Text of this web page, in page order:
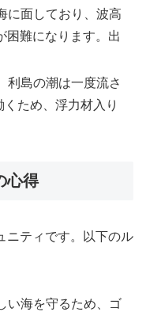
に面しており、波高
困難になります。出
利島の潮は一度流さ
ため、浮力材入り
心得
ニティです。以下のル
い海を守るため、ゴ